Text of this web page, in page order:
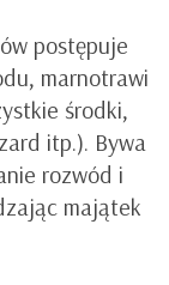
postępuje
marnotrawi
środki,
itp.). Bywa
rozwód i
majątek